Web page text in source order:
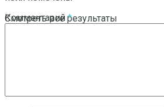
Смотреть все результаты
Комментарий*